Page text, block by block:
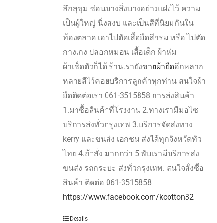
ลึกสุขุม ซ่อนบางสิ่งบางอย่างแฝงไว้ ความ
เป็นผู้ใหญ่ นิ่งสงบ และเป็นสีที่นิยมกันใน
ท้องตลาด เอาไปตัดเสื้อยืดสีกรม หรือ ไปตัด
กางเกง ปลอกหมอน เสื้อเด็ก ผ้าห่ม
ผ้าเช็ดตัวก็ได้ ร้านเรายังขายผ้ายืดอีกหลาก
หลายสีไว้คอยบริการลูกค้าทุกท่าน สนใจผ้า
ยืดติดต่อเรา 061-3515858 การส่งสินค้า
1.มาซื้อสินค้าที่โรงงาน 2.ทางเรามีมอไซ
บริการส่งทั่วกรุงเทพ 3.บริการจัดส่งทาง
kerry และขนส่ง เอกชน ส่งได้ทุกจังหวัดทัว
ไทย 4.ถ้าสั่ง มากกว่า 5 พับเรามีบริการส่ง
ขนส่ง รถกระบะ ส่งทั่วกรุงเทพ. สนใจสั่งซื้อ
สินค้า ติดต่อ 061-3515858
https://www.facebook.com/kcotton32
Details